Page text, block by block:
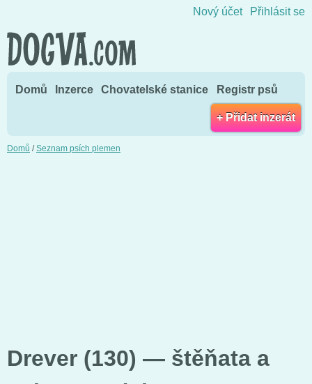
Nový účet Přihlásit se
Domů Inzerce Chovatelské stanice Registr psů
+ Přidat inzerát
Domů /Seznam psích plemen
Drever (130) — štěňata a